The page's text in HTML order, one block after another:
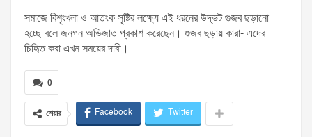
সমাজে বিশৃংখলা ও আতংক সৃষ্টির লক্ষ্যে এই ধরনের উদ্ভট গুজব ছড়ানো
হচ্ছে বলে জনগন অভিজাত প্রকাশ করেছেন। গুজব ছড়ায় কারা- এদের
চিহিৃত করা এখন সময়ের দাবী।
0
শেয়ার Facebook Twitter